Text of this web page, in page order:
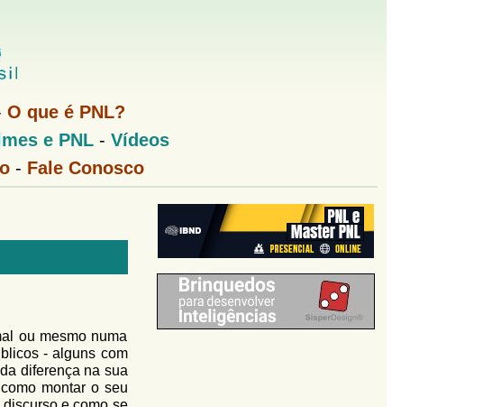
O que é PNL?
e PNL- Vídeos
- Fale Conosco
ou mesmo numa
- alguns com
diferença na sua
montar o seu